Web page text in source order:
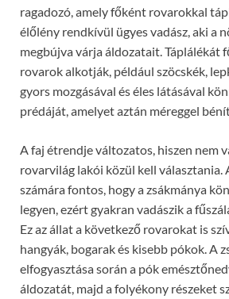
ragadozó, amely főként rovarokkal
élőlény rendkívül ügyes vadász, aki a
megbújva várja áldozatait. Táplálékát
rovarok alkotják, például szöcskék,
gyors mozgásával és éles látásával
prédáját, amelyet aztán méreggel
A faj étrendje változatos, hiszen nem
rovarvilág lakói közül kell választania.
számára fontos, hogy a zsákmánya
legyen, ezért gyakran vadászik a
Ez az állat a következő rovarokat is
hangyák, bogarak és kisebb pókok. A
elfogyasztása során a pók
áldozatát, majd a folyékony részeket